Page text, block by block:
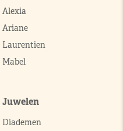
Alexia
Ariane
Laurentien
Mabel
Juwelen
Diademen